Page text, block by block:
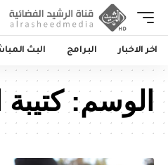
اخر الاخبار البرامج البث
الوسم: